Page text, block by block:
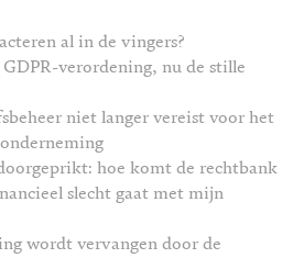
al in de vingers?
verordening, nu de stille
niet langer vereist voor het
hoe komt de rechtbank
slecht gaat met mijn
wordt vervangen door de